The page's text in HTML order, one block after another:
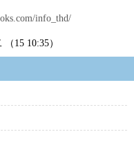
info_thd/
15 10:35）